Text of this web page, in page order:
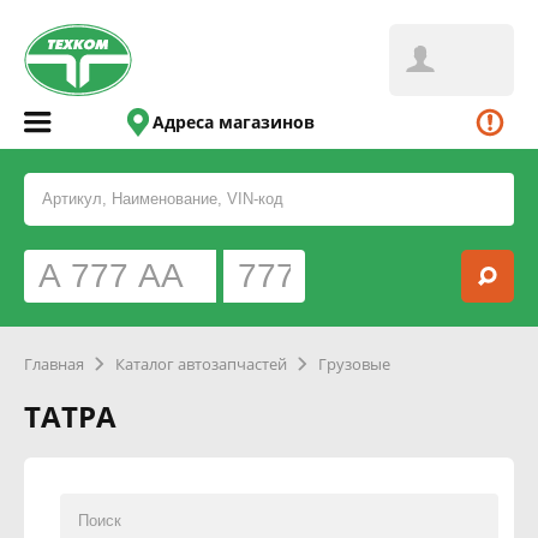
Адреса магазинов
Главная Каталог автозапчастей Грузовые
ТАТРА